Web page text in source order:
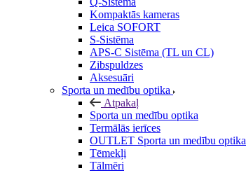
Kompaktās kameras
Leica SOFORT
S-Sistēma
APS-C Sistēma (TL un CL)
Zibspuldzes
Aksesuāri
Sporta un medību optika
Atpakaļ
Sporta un medību optika
Termālās ierīces
OUTLET Sporta un medību optika
Tēmekļi
Tālmēri